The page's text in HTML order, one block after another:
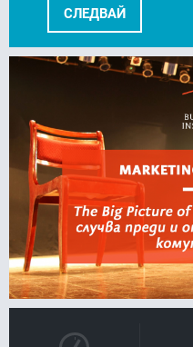
СЛЕДВАЙ
FACEBOOK